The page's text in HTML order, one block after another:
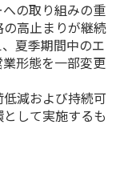
の取り組みの重
高止まりが継続
夏季期間中のエ
形態を一部変更
減および持続可
して実施するも